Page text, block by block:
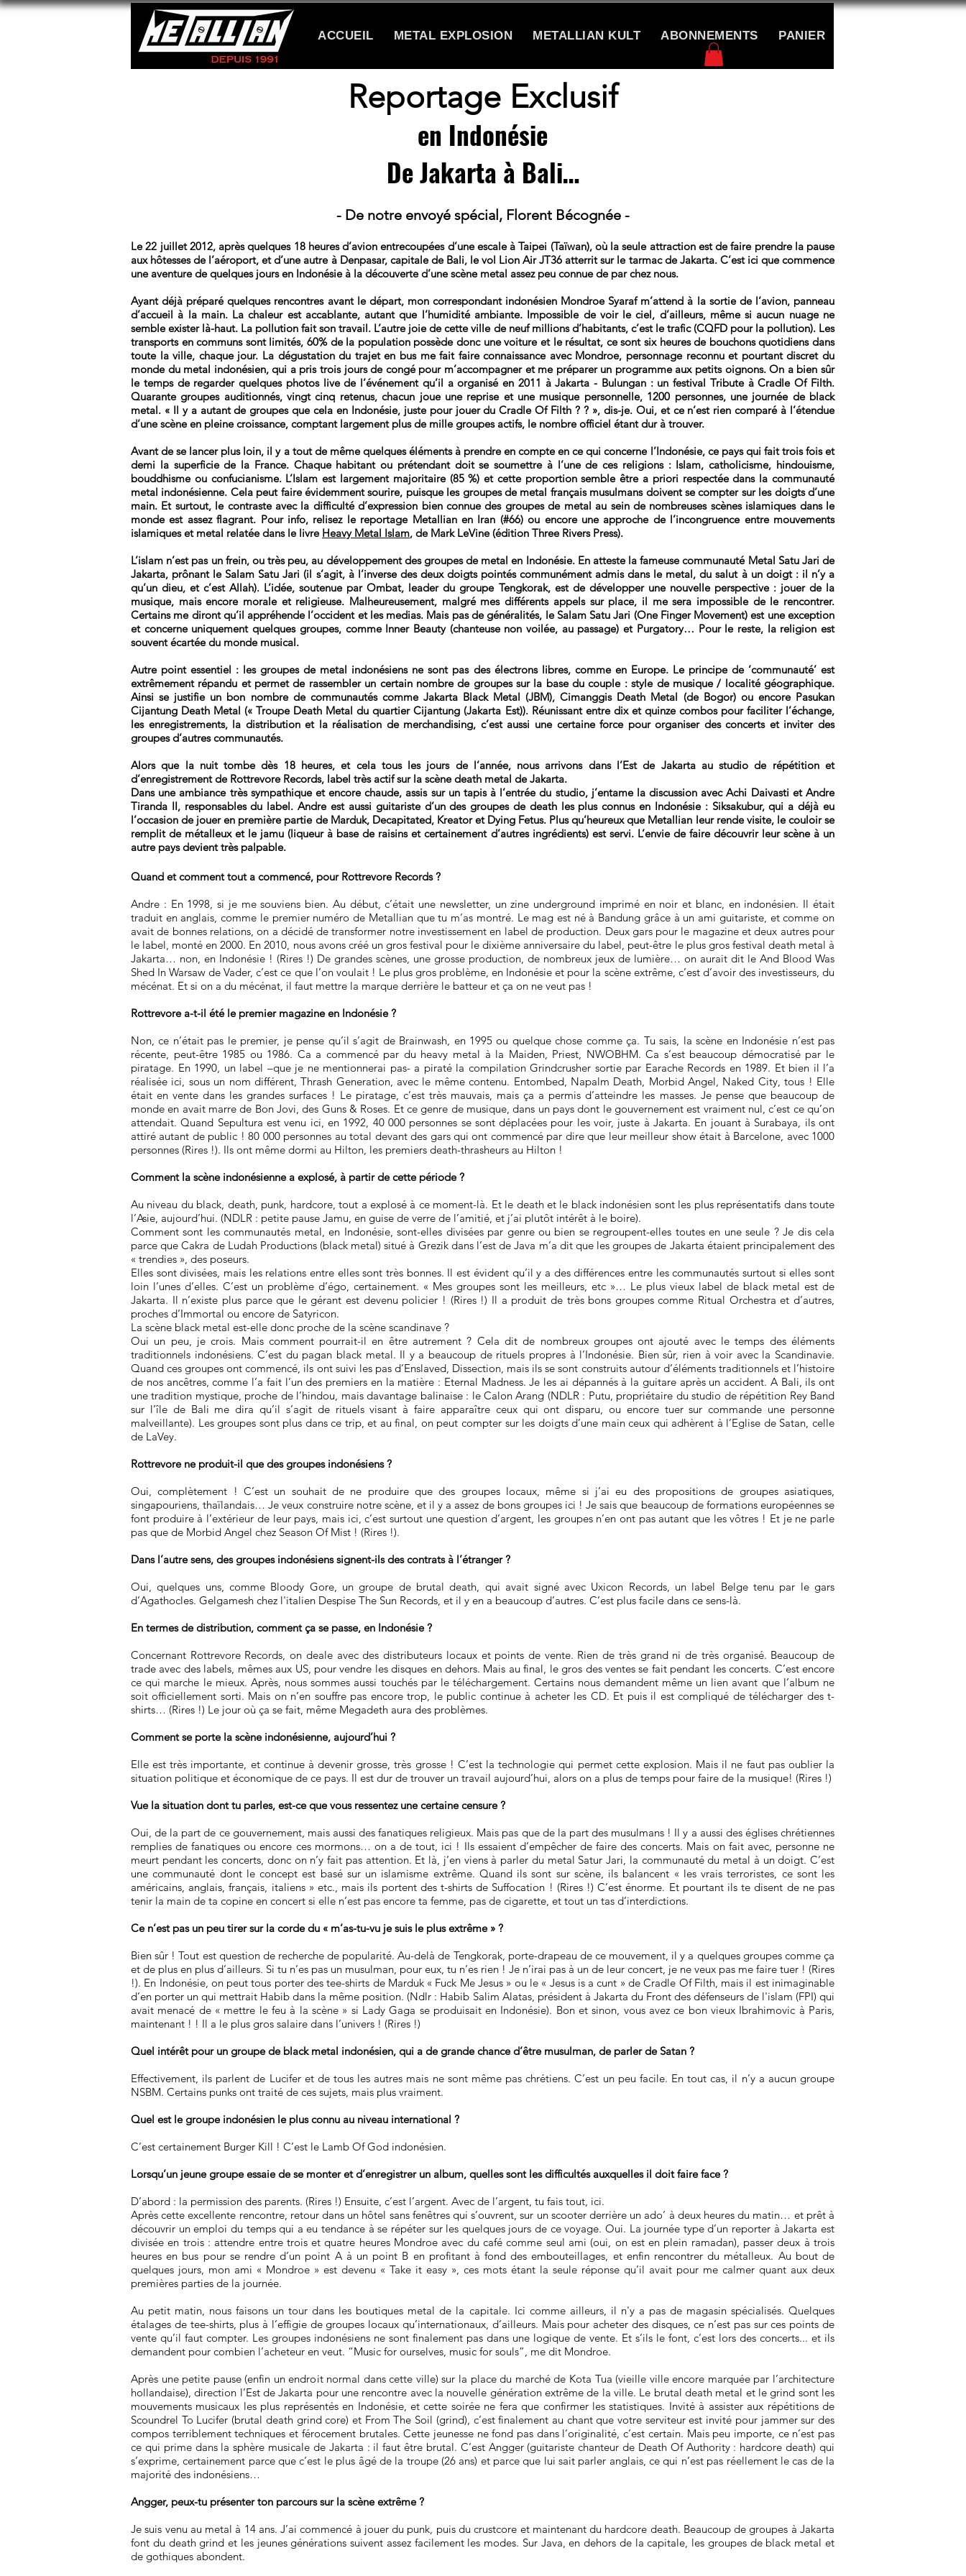
ACCUEIL METAL EXPLOSION METALLIAN KULT ABONNEMENTS PANIER
Reportage Exclusif
en Indonésie
De Jakarta à Bali…
- De notre envoyé spécial, Florent Bécognée -
Le 22 juillet 2012, après quelques 18 heures d’avion entrecoupées d’une escale à Taipei (Taïwan), où la seule attraction est de faire prendre la pause
aux hôtesses de l’aéroport, et d’une autre à Denpasar, capitale de Bali, le vol Lion Air JT36 atterrit sur le tarmac de Jakarta. C’est ici que commence
une aventure de quelques jours en Indonésie à la découverte d’une scène metal assez peu connue de par chez nous.
Ayant déjà préparé quelques rencontres avant le départ, mon correspondant indonésien Mondroe Syaraf m’attend à la sortie de l’avion, panneau
d’accueil à la main. La chaleur est accablante, autant que l’humidité ambiante. Impossible de voir le ciel, d’ailleurs, même si aucun nuage ne
semble exister là-haut. La pollution fait son travail. L’autre joie de cette ville de neuf millions d’habitants, c’est le trafic (CQFD pour la pollution). Les
transports en communs sont limités, 60% de la population possède donc une voiture et le résultat, ce sont six heures de bouchons quotidiens dans
toute la ville, chaque jour. La dégustation du trajet en bus me fait faire connaissance avec Mondroe, personnage reconnu et pourtant discret du
monde du metal indonésien, qui a pris trois jours de congé pour m’accompagner et me préparer un programme aux petits oignons. On a bien sûr
le temps de regarder quelques photos live de l’événement qu’il a organisé en 2011 à Jakarta - Bulungan : un festival Tribute à Cradle Of Filth.
Quarante groupes auditionnés, vingt cinq retenus, chacun joue une reprise et une musique personnelle, 1200 personnes, une journée de black
metal. « Il y a autant de groupes que cela en Indonésie, juste pour jouer du Cradle Of Filth ? ? », dis-je. Oui, et ce n’est rien comparé à l’étendue
d’une scène en pleine croissance, comptant largement plus de mille groupes actifs, le nombre officiel étant dur à trouver.
Avant de se lancer plus loin, il y a tout de même quelques éléments à prendre en compte en ce qui concerne l’Indonésie, ce pays qui fait trois fois et
demi la superficie de la France. Chaque habitant ou prétendant doit se soumettre à l’une de ces religions : Islam, catholicisme, hindouisme,
bouddhisme ou confucianisme. L’Islam est largement majoritaire (85 %) et cette proportion semble être a priori respectée dans la communauté
metal indonésienne. Cela peut faire évidemment sourire, puisque les groupes de metal français musulmans doivent se compter sur les doigts d’une
main. Et surtout, le contraste avec la difficulté d’expression bien connue des groupes de metal au sein de nombreuses scènes islamiques dans le
monde est assez flagrant. Pour info, relisez le reportage Metallian en Iran (#66) ou encore une approche de l’incongruence entre mouvements
islamiques et metal relatée dans le livre Heavy Metal Islam, de Mark LeVine (édition Three Rivers Press).
L’islam n’est pas un frein, ou très peu, au développement des groupes de metal en Indonésie. En atteste la fameuse communauté Metal Satu Jari de
Jakarta, prônant le Salam Satu Jari (il s’agit, à l’inverse des deux doigts pointés communément admis dans le metal, du salut à un doigt : il n’y a
qu’un dieu, et c’est Allah). L’idée, soutenue par Ombat, leader du groupe Tengkorak, est de développer une nouvelle perspective : jouer de la
musique, mais encore morale et religieuse. Malheureusement, malgré mes différents appels sur place, il me sera impossible de le rencontrer.
Certains me diront qu’il appréhende l’occident et les medias. Mais pas de généralités, le Salam Satu Jari (One Finger Movement) est une exception
et concerne uniquement quelques groupes, comme Inner Beauty (chanteuse non voilée, au passage) et Purgatory… Pour le reste, la religion est
souvent écartée du monde musical.
Autre point essentiel : les groupes de metal indonésiens ne sont pas des électrons libres, comme en Europe. Le principe de ‘communauté’ est
extrêmement répandu et permet de rassembler un certain nombre de groupes sur la base du couple : style de musique / localité géographique.
Ainsi se justifie un bon nombre de communautés comme Jakarta Black Metal (JBM), Cimanggis Death Metal (de Bogor) ou encore Pasukan
Cijantung Death Metal (« Troupe Death Metal du quartier Cijantung (Jakarta Est)). Réunissant entre dix et quinze combos pour faciliter l’échange,
les enregistrements, la distribution et la réalisation de merchandising, c’est aussi une certaine force pour organiser des concerts et inviter des
groupes d’autres communautés.
Alors que la nuit tombe dès 18 heures, et cela tous les jours de l’année, nous arrivons dans l’Est de Jakarta au studio de répétition et
d’enregistrement de Rottrevore Records, label très actif sur la scène death metal de Jakarta.
Dans une ambiance très sympathique et encore chaude, assis sur un tapis à l’entrée du studio, j’entame la discussion avec Achi Daivasti et Andre
Tiranda II, responsables du label. Andre est aussi guitariste d’un des groupes de death les plus connus en Indonésie : Siksakubur, qui a déjà eu
l’occasion de jouer en première partie de Marduk, Decapitated, Kreator et Dying Fetus. Plus qu’heureux que Metallian leur rende visite, le couloir se
remplit de métalleux et le jamu (liqueur à base de raisins et certainement d’autres ingrédients) est servi. L’envie de faire découvrir leur scène à un
autre pays devient très palpable.
Quand et comment tout a commencé, pour Rottrevore Records ?
Andre : En 1998, si je me souviens bien. Au début, c’était une newsletter, un zine underground imprimé en noir et blanc, en indonésien. Il était
traduit en anglais, comme le premier numéro de Metallian que tu m’as montré. Le mag est né à Bandung grâce à un ami guitariste, et comme on
avait de bonnes relations, on a décidé de transformer notre investissement en label de production. Deux gars pour le magazine et deux autres pour
le label, monté en 2000. En 2010, nous avons créé un gros festival pour le dixième anniversaire du label, peut-être le plus gros festival death metal à
Jakarta… non, en Indonésie ! (Rires !) De grandes scènes, une grosse production, de nombreux jeux de lumière… on aurait dit le And Blood Was
Shed In Warsaw de Vader, c’est ce que l’on voulait ! Le plus gros problème, en Indonésie et pour la scène extrême, c’est d’avoir des investisseurs, du
mécénat. Et si on a du mécénat, il faut mettre la marque derrière le batteur et ça on ne veut pas !
Rottrevore a-t-il été le premier magazine en Indonésie ?
Non, ce n’était pas le premier, je pense qu’il s’agit de Brainwash, en 1995 ou quelque chose comme ça. Tu sais, la scène en Indonésie n’est pas
récente, peut-être 1985 ou 1986. Ca a commencé par du heavy metal à la Maiden, Priest, NWOBHM. Ca s’est beaucoup démocratisé par le
piratage. En 1990, un label –que je ne mentionnerai pas- a piraté la compilation Grindcrusher sortie par Earache Records en 1989. Et bien il l’a
réalisée ici, sous un nom différent, Thrash Generation, avec le même contenu. Entombed, Napalm Death, Morbid Angel, Naked City, tous ! Elle
était en vente dans les grandes surfaces ! Le piratage, c’est très mauvais, mais ça a permis d’atteindre les masses. Je pense que beaucoup de
monde en avait marre de Bon Jovi, des Guns & Roses. Et ce genre de musique, dans un pays dont le gouvernement est vraiment nul, c’est ce qu’on
attendait. Quand Sepultura est venu ici, en 1992, 40 000 personnes se sont déplacées pour les voir, juste à Jakarta. En jouant à Surabaya, ils ont
attiré autant de public ! 80 000 personnes au total devant des gars qui ont commencé par dire que leur meilleur show était à Barcelone, avec 1000
personnes (Rires !). Ils ont même dormi au Hilton, les premiers death-thrasheurs au Hilton !
Comment la scène indonésienne a explosé, à partir de cette période ?
Au niveau du black, death, punk, hardcore, tout a explosé à ce moment-là. Et le death et le black indonésien sont les plus représentatifs dans toute
l’Asie, aujourd’hui. (NDLR : petite pause Jamu, en guise de verre de l’amitié, et j’ai plutôt intérêt à le boire).
Comment sont les communautés metal, en Indonésie, sont-elles divisées par genre ou bien se regroupent-elles toutes en une seule ? Je dis cela
parce que Cakra de Ludah Productions (black metal) situé à Grezik dans l’est de Java m’a dit que les groupes de Jakarta étaient principalement des
« trendies », des poseurs.
Elles sont divisées, mais les relations entre elles sont très bonnes. Il est évident qu’il y a des différences entre les communautés surtout si elles sont
loin l’unes d’elles. C’est un problème d’égo, certainement. « Mes groupes sont les meilleurs, etc »… Le plus vieux label de black metal est de
Jakarta. Il n’existe plus parce que le gérant est devenu policier ! (Rires !) Il a produit de très bons groupes comme Ritual Orchestra et d’autres,
proches d’Immortal ou encore de Satyricon.
La scène black metal est-elle donc proche de la scène scandinave ?
Oui un peu, je crois. Mais comment pourrait-il en être autrement ? Cela dit de nombreux groupes ont ajouté avec le temps des éléments
traditionnels indonésiens. C’est du pagan black metal. Il y a beaucoup de rituels propres à l’Indonésie. Bien sûr, rien à voir avec la Scandinavie.
Quand ces groupes ont commencé, ils ont suivi les pas d’Enslaved, Dissection, mais ils se sont construits autour d’éléments traditionnels et l’histoire
de nos ancêtres, comme l’a fait l’un des premiers en la matière : Eternal Madness. Je les ai dépannés à la guitare après un accident. A Bali, ils ont
une tradition mystique, proche de l’hindou, mais davantage balinaise : le Calon Arang (NDLR : Putu, propriétaire du studio de répétition Rey Band
sur l’île de Bali me dira qu’il s’agit de rituels visant à faire apparaître ceux qui ont disparu, ou encore tuer sur commande une personne
malveillante). Les groupes sont plus dans ce trip, et au final, on peut compter sur les doigts d’une main ceux qui adhèrent à l’Eglise de Satan, celle
de LaVey.
Rottrevore ne produit-il que des groupes indonésiens ?
Oui, complètement ! C’est un souhait de ne produire que des groupes locaux, même si j’ai eu des propositions de groupes asiatiques,
singapouriens, thaïlandais… Je veux construire notre scène, et il y a assez de bons groupes ici ! Je sais que beaucoup de formations européennes se
font produire à l’extérieur de leur pays, mais ici, c’est surtout une question d’argent, les groupes n’en ont pas autant que les vôtres ! Et je ne parle
pas que de Morbid Angel chez Season Of Mist ! (Rires !).
Dans l’autre sens, des groupes indonésiens signent-ils des contrats à l’étranger ?
Oui, quelques uns, comme Bloody Gore, un groupe de brutal death, qui avait signé avec Uxicon Records, un label Belge tenu par le gars
d’Agathocles. Gelgamesh chez l'italien Despise The Sun Records, et il y en a beaucoup d’autres. C’est plus facile dans ce sens-là.
En termes de distribution, comment ça se passe, en Indonésie ?
Concernant Rottrevore Records, on deale avec des distributeurs locaux et points de vente. Rien de très grand ni de très organisé. Beaucoup de
trade avec des labels, mêmes aux US, pour vendre les disques en dehors. Mais au final, le gros des ventes se fait pendant les concerts. C’est encore
ce qui marche le mieux. Après, nous sommes aussi touchés par le téléchargement. Certains nous demandent même un lien avant que l’album ne
soit officiellement sorti. Mais on n’en souffre pas encore trop, le public continue à acheter les CD. Et puis il est compliqué de télécharger des t-
shirts… (Rires !) Le jour où ça se fait, même Megadeth aura des problèmes.
Comment se porte la scène indonésienne, aujourd’hui ?
Elle est très importante, et continue à devenir grosse, très grosse ! C’est la technologie qui permet cette explosion. Mais il ne faut pas oublier la
situation politique et économique de ce pays. Il est dur de trouver un travail aujourd’hui, alors on a plus de temps pour faire de la musique! (Rires !)
Vue la situation dont tu parles, est-ce que vous ressentez une certaine censure ?
Oui, de la part de ce gouvernement, mais aussi des fanatiques religieux. Mais pas que de la part des musulmans ! Il y a aussi des églises chrétiennes
remplies de fanatiques ou encore ces mormons… on a de tout, ici ! Ils essaient d’empêcher de faire des concerts. Mais on fait avec, personne ne
meurt pendant les concerts, donc on n’y fait pas attention. Et là, j’en viens à parler du metal Satur Jari, la communauté du metal à un doigt. C’est
une communauté dont le concept est basé sur un islamisme extrême. Quand ils sont sur scène, ils balancent « les vrais terroristes, ce sont les
américains, anglais, français, italiens » etc., mais ils portent des t-shirts de Suffocation ! (Rires !) C’est énorme. Et pourtant ils te disent de ne pas
tenir la main de ta copine en concert si elle n’est pas encore ta femme, pas de cigarette, et tout un tas d’interdictions.
Ce n’est pas un peu tirer sur la corde du « m’as-tu-vu je suis le plus extrême » ?
Bien sûr ! Tout est question de recherche de popularité. Au-delà de Tengkorak, porte-drapeau de ce mouvement, il y a quelques groupes comme ça
et de plus en plus d’ailleurs. Si tu n’es pas un musulman, pour eux, tu n’es rien ! Je n’irai pas à un de leur concert, je ne veux pas me faire tuer ! (Rires
!). En Indonésie, on peut tous porter des tee-shirts de Marduk « Fuck Me Jesus » ou le « Jesus is a cunt » de Cradle Of Filth, mais il est inimaginable
d’en porter un qui mettrait Habib dans la même position. (Ndlr : Habib Salim Alatas, président à Jakarta du Front des défenseurs de l'islam (FPI) qui
avait menacé de « mettre le feu à la scène » si Lady Gaga se produisait en Indonésie). Bon et sinon, vous avez ce bon vieux Ibrahimovic à Paris,
maintenant ! ! Il a le plus gros salaire dans l’univers ! (Rires !)
Quel intérêt pour un groupe de black metal indonésien, qui a de grande chance d’être musulman, de parler de Satan ?
Effectivement, ils parlent de Lucifer et de tous les autres mais ne sont même pas chrétiens. C’est un peu facile. En tout cas, il n’y a aucun groupe
NSBM. Certains punks ont traité de ces sujets, mais plus vraiment.
Quel est le groupe indonésien le plus connu au niveau international ?
C’est certainement Burger Kill ! C’est le Lamb Of God indonésien.
Lorsqu’un jeune groupe essaie de se monter et d’enregistrer un album, quelles sont les difficultés auxquelles il doit faire face ?
D’abord : la permission des parents. (Rires !) Ensuite, c’est l’argent. Avec de l’argent, tu fais tout, ici.
Après cette excellente rencontre, retour dans un hôtel sans fenêtres qui s’ouvrent, sur un scooter derrière un ado’ à deux heures du matin… et prêt à
découvrir un emploi du temps qui a eu tendance à se répéter sur les quelques jours de ce voyage. Oui. La journée type d’un reporter à Jakarta est
divisée en trois : attendre entre trois et quatre heures Mondroe avec du café comme seul ami (oui, on est en plein ramadan), passer deux à trois
heures en bus pour se rendre d’un point A à un point B en profitant à fond des embouteillages, et enfin rencontrer du métalleux. Au bout de
quelques jours, mon ami « Mondroe » est devenu « Take it easy », ces mots étant la seule réponse qu’il avait pour me calmer quant aux deux
premières parties de la journée.
Au petit matin, nous faisons un tour dans les boutiques metal de la capitale. Ici comme ailleurs, il n'y a pas de magasin spécialisés. Quelques
étalages de tee-shirts, plus à l’effigie de groupes locaux qu’internationaux, d’ailleurs. Mais pour acheter des disques, ce n’est pas sur ces points de
vente qu’il faut compter. Les groupes indonésiens ne sont finalement pas dans une logique de vente. Et s’ils le font, c’est lors des concerts... et ils
demandent pour combien l’acheteur en veut. “Music for ourselves, music for souls”, me dit Mondroe.
Après une petite pause (enfin un endroit normal dans cette ville) sur la place du marché de Kota Tua (vieille ville encore marquée par l’architecture
hollandaise), direction l’Est de Jakarta pour une rencontre avec la nouvelle génération extrême de la ville. Le brutal death metal et le grind sont les
mouvements musicaux les plus représentés en Indonésie, et cette soirée ne fera que confirmer les statistiques. Invité à assister aux répétitions de
Scoundrel To Lucifer (brutal death grind core) et From The Soil (grind), c’est finalement au chant que votre serviteur est invité pour jammer sur des
compos terriblement techniques et férocement brutales. Cette jeunesse ne fond pas dans l’originalité, c’est certain. Mais peu importe, ce n’est pas
ce qui prime dans la sphère musicale de Jakarta : il faut être brutal. C’est Angger (guitariste chanteur de Death Of Authority : hardcore death) qui
s’exprime, certainement parce que c’est le plus âgé de la troupe (26 ans) et parce que lui sait parler anglais, ce qui n’est pas réellement le cas de la
majorité des indonésiens…
Angger, peux-tu présenter ton parcours sur la scène extrême ?
Je suis venu au metal à 14 ans. J’ai commencé à jouer du punk, puis du crustcore et maintenant du hardcore death. Beaucoup de groupes à Jakarta
font du death grind et les jeunes générations suivent assez facilement les modes. Sur Java, en dehors de la capitale, les groupes de black metal et
de gothiques abondent.